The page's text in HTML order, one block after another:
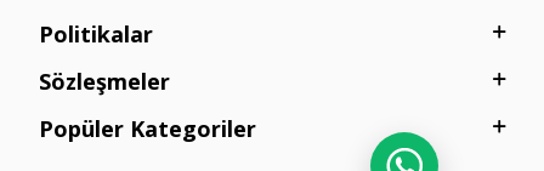
Politikalar
Sözleşmeler
Popüler Kategoriler